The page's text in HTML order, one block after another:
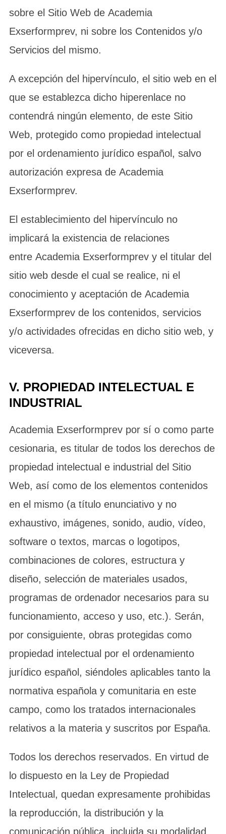
sobre el Sitio Web de Academia
Exserformprev, ni sobre los Contenidos y/o
Servicios del mismo.
A excepción del hipervínculo, el sitio web en el
que se establezca dicho hiperenlace no
contendrá ningún elemento, de este Sitio
Web, protegido como propiedad intelectual
por el ordenamiento jurídico español, salvo
autorización expresa de Academia
Exserformprev.
El establecimiento del hipervínculo no
implicará la existencia de relaciones
entre Academia Exserformprev y el titular del
sitio web desde el cual se realice, ni el
conocimiento y aceptación de Academia
Exserformprev de los contenidos, servicios
y/o actividades ofrecidas en dicho sitio web, y
viceversa.
V. PROPIEDAD INTELECTUAL E
INDUSTRIAL
Academia Exserformprev por sí o como parte
cesionaria, es titular de todos los derechos de
propiedad intelectual e industrial del Sitio
Web, así como de los elementos contenidos
en el mismo (a título enunciativo y no
exhaustivo, imágenes, sonido, audio, vídeo,
software o textos, marcas o logotipos,
combinaciones de colores, estructura y
diseño, selección de materiales usados,
programas de ordenador necesarios para su
funcionamiento, acceso y uso, etc.). Serán,
por consiguiente, obras protegidas como
propiedad intelectual por el ordenamiento
jurídico español, siéndoles aplicables tanto la
normativa española y comunitaria en este
campo, como los tratados internacionales
relativos a la materia y suscritos por España.
Todos los derechos reservados. En virtud de
lo dispuesto en la Ley de Propiedad
Intelectual, quedan expresamente prohibidas
la reproducción, la distribución y la
comunicación pública, incluida su modalidad